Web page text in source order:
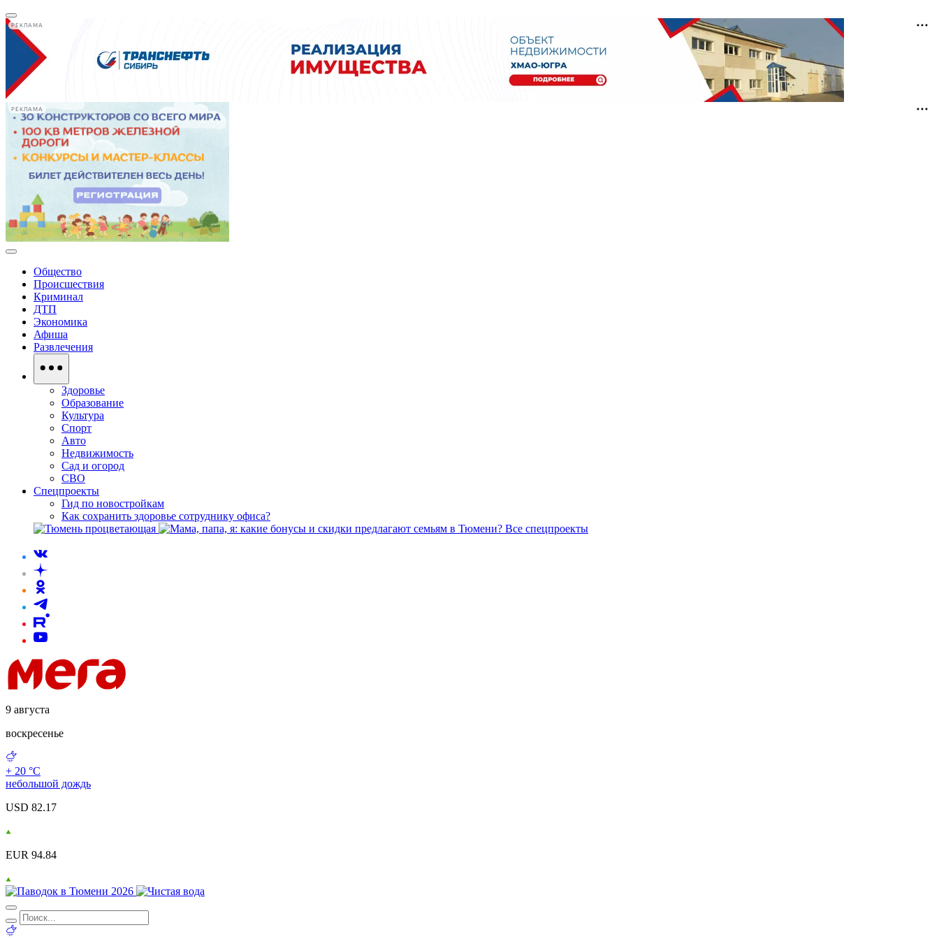
РЕКЛАМА
РЕКЛАМА
Общество
Происшествия
Криминал
ДТП
Экономика
Афиша
Развлечения
Здоровье
Образование
Культура
Спорт
Авто
Недвижимость
Сад и огород
СВО
Спецпроекты
Гид по новостройкам
Как сохранить здоровье сотруднику офиса?
Все спецпроекты
9 августа
воскресенье
+ 20 °С
небольшой дождь
USD 82.17
EUR 94.84